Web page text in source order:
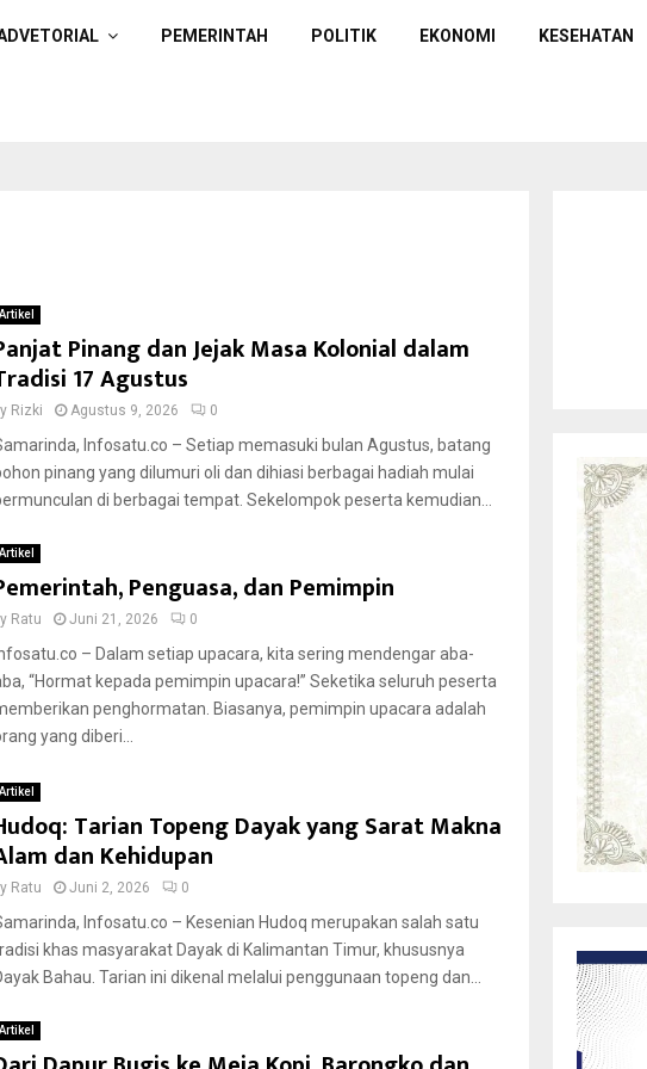
PEMERINTAH POLITIK EKONOMI KESEHATAN
Artikel
Pinang dan Jejak Masa Kolonial dalam
17 Agustus
Rizki Agustus 9, 2026 0
Infosatu.co – Setiap memasuki bulan Agustus, batang
pinang yang dilumuri oli dan dihiasi berbagai hadiah mulai
di berbagai tempat. Sekelompok peserta kemudian...
Artikel
Penguasa, dan Pemimpin
Ratu Juni 21, 2026 0
– Dalam setiap upacara, kita sering mendengar aba-
“Hormat kepada pemimpin upacara!” Seketika seluruh peserta
penghormatan. Biasanya, pemimpin upacara adalah
yang diberi...
Artikel
Tarian Topeng Dayak yang Sarat Makna
dan Kehidupan
Ratu Juni 2, 2026 0
Infosatu.co – Kesenian Hudoq merupakan salah satu
khas masyarakat Dayak di Kalimantan Timur, khususnya
Bahau. Tarian ini dikenal melalui penggunaan topeng dan...
Artikel